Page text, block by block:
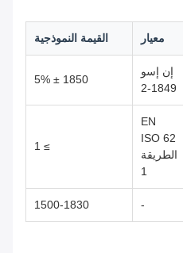
معيار القيمة النموذجية
إن إسو
1849-2
1850 ± 5%
EN
ISO 62
الطريقة
1
≥ 1
-
1500-1830